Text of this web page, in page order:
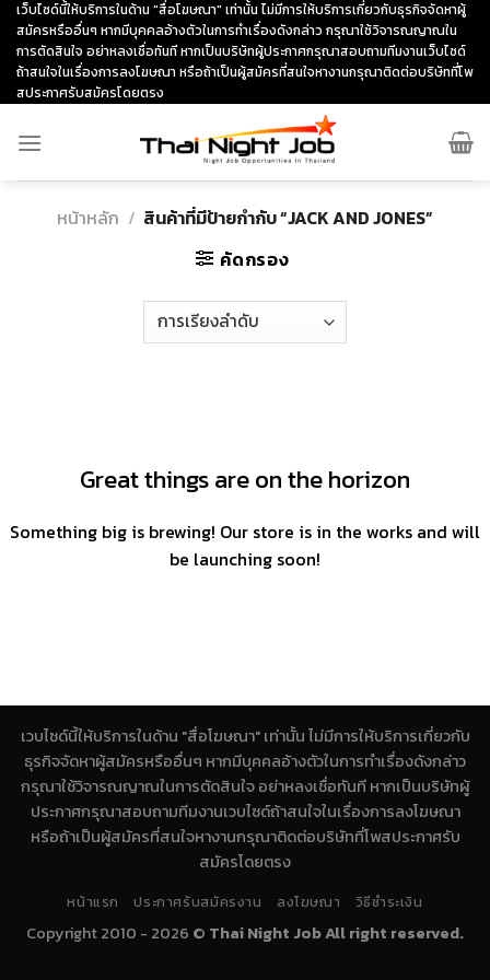
Skip
content
เว็บไซด์นี้ให้บริการในด้าน "สื่อโฆษณา" เท่านั้น ไม่มีการให้บริการเกี่ยวกับธุรกิจจัดหาผู้
สมัครหรืออื่นๆ หากมีบุคคลอ้างตัวในการทำเรื่องดังกล่าว กรุณาใช้วิจารณญาณใน
การตัดสินใจ อย่าหลงเชื่อทันที หากเป็นบริษัทผู้ประกาศกรุณาสอบถามทีมงานเว็บไซด์
ถ้าสนใจในเรื่องการลงโฆษณา หรือถ้าเป็นผู้สมัครที่สนใจหางานกรุณาติดต่อบริษัทที่โพ
สประกาศรับสมัครโดยตรง
หน้าหลัก / สินค้าที่มีป้ายกำกับ “JACK AND JONES”
คัดกรอง
Great things are on the horizon
Something big is brewing! Our store is in the works and will
be launching soon!
เวบไซด์นี้ให้บริการในด้าน "สื่อโฆษณา" เท่านั้น ไม่มีการให้บริการเกี่ยวกับ
ธุรกิจจัดหาผู้สมัครหรืออื่นๆ หากมีบุคคลอ้างตัวในการทำเรื่องดังกล่าว
กรุณาใช้วิจารณญาณในการตัดสินใจ อย่าหลงเชื่อทันที หากเป็นบริษัทผู้
ประกาศกรุณาสอบถามทีมงานเวบไซด์ถ้าสนใจในเรื่องการลงโฆษณา
หรือถ้าเป็นผู้สมัครที่สนใจหางานกรุณาติดต่อบริษัทที่โพสประกาศรับ
สมัครโดยตรง
หน้าแรก ประกาศรับสมัครงาน ลงโฆษณา วิธีชำระเงิน
Copyright 2010 - 2026 © Thai Night Job All right reserved.